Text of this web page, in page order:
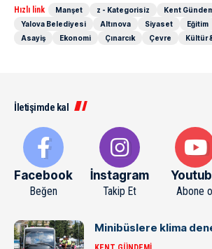
Hızlı link Manşet z - Kategorisiz Kent
Yalova Belediyesi
Altınova Siyaset Eğitim
Asayiş
Ekonomi Çınarcık Çevre Kültür
İletişimde kal
Facebook
Beğen
İnstagram
Takip Et Abone
Minibüslere klima